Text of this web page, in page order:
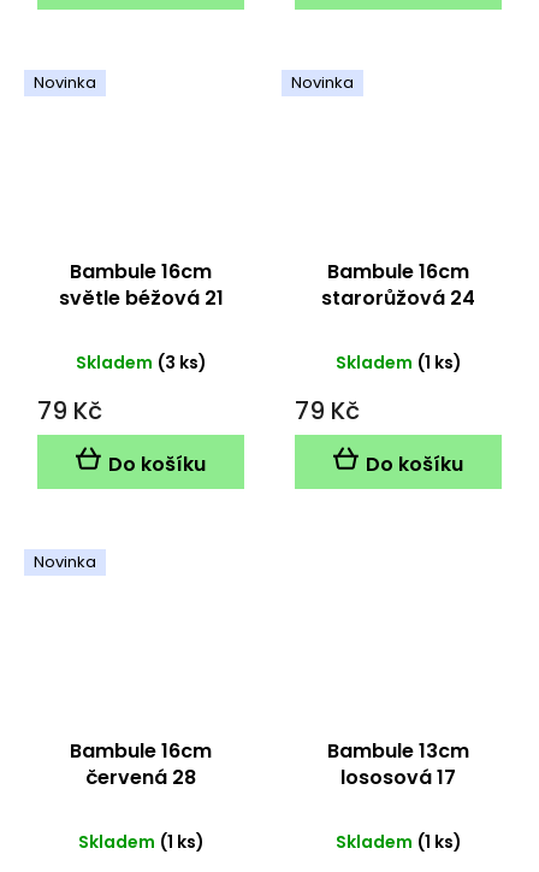
Novinka
Bambule 16cm
světle béžová 21
Skladem (3 ks)
79 Kč
Do košíku
Novinka
Bambule 16cm
starorůžová 24
Skladem (1 ks)
79 Kč
Do košíku
Novinka
Bambule 16cm
červená 28
Skladem (1 ks)
Bambule 13cm
lososová 17
Skladem (1 ks)